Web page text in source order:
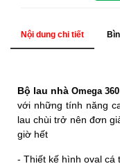
Nội dung chi tiết
Bộ lau nhà Omega
với những tính năng
lau chùi trở nên đơn
giờ hết
- Thiết kế hình oval cá